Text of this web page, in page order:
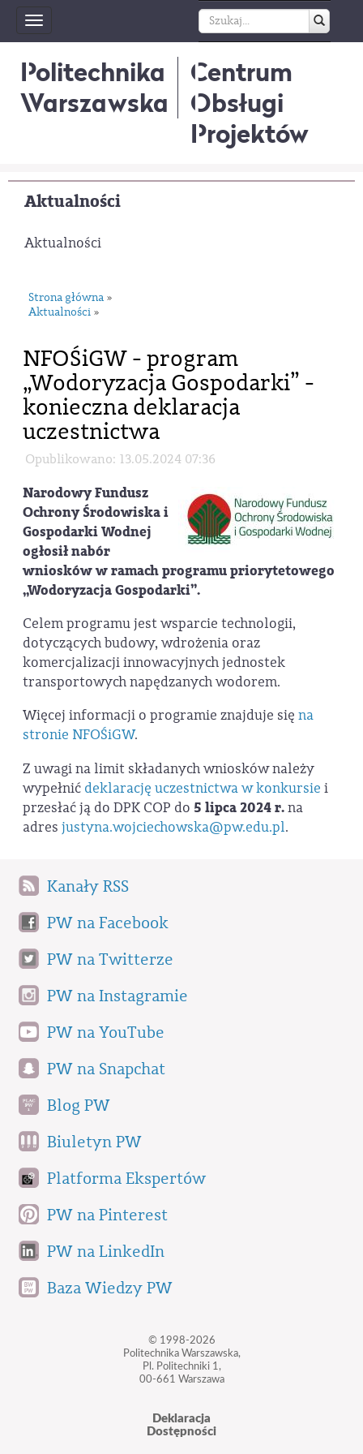
Toggle
navigation
Politechnika
Warszawska
Centrum
Obsługi
Projektów
Aktualności
Aktualności
Strona główna »
Aktualności »
NFOŚiGW - program
„Wodoryzacja Gospodarki” -
konieczna deklaracja
uczestnictwa
Opublikowano: 13.05.2024 07:36
Narodowy Fundusz
Ochrony Środowiska i
Gospodarki Wodnej
ogłosił nabór
wniosków w ramach programu priorytetowego
„Wodoryzacja Gospodarki”.
Celem programu jest wsparcie technologii,
dotyczących budowy, wdrożenia oraz
komercjalizacji innowacyjnych jednostek
transportowych napędzanych wodorem.
Więcej informacji o programie znajduje się na
stronie NFOŚiGW.
Z uwagi na limit składanych wniosków należy
wypełnić deklarację uczestnictwa w konkursie i
przesłać ją do DPK COP do 5 lipca 2024 r.na
adres justyna.wojciechowska@pw.edu.pl.
Kanały RSS
PW na Facebook
PW na Twitterze
PW na Instagramie
PW na YouTube
PW na Snapchat
Blog PW
Biuletyn PW
Platforma Ekspertów
PW na Pinterest
PW na LinkedIn
Baza Wiedzy PW
© 1998-2026
Politechnika Warszawska,
Pl. Politechniki 1,
00-661 Warszawa
Deklaracja
Dostępności